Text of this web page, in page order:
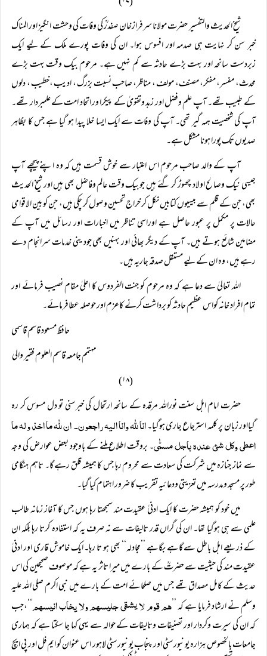
شیخ الحدیث والتفسیر حضرت مولانا سرفرازخان صفدرؒ کی وفات کی وحشت انگیز اور المناک
خبر سن کر نہایت ہی صدمہ اور افسوس ہوا۔ ان کی وفات پورے ملک کے لیے ایک
زبردست سانحہ اور بہت بڑے حادثہ سے کم نہیں ہے۔ مرحوم بیک وقت بہت بڑے
محدث، مفسر، مفکر، مصنف، مولف ، مناظر، صاحب نسبت بزرگ ، ادیب ،خطیب ، دلوں
کے طبیب تھے۔ آپ علم وفضل اور زہد وتقویٰ کے پیکرا ور اتحاد امت کے علمبردار تھے۔
آپ کی شخصیت ہمہ گیر تھی۔ آپ کی وفات سے ایک ایسا خلا پیدا ہو گیا ہے جس کا بظاہر
صدیوں تک پورا ہونا مشکل ہے۔
آپ کے والد صاحب مرحوم اس اعتبار سے خوش قسمت ہیں کہ وہ اپنے پیچھے آپ
جیسی نیک وصالح اولاد چھوڑ کر گئے ہیں جوبیک وقت عالم وفاضل بھی ہیں اور شیخ الحدیث
بھی، جن کے قلم سے بیسیوں کتابیں نکل کر خراج تحسین وصول کر چکی ہیں، جن کو بین الاقوامی
حالات پر مکمل پر عبور حاصل ہے اوراسی تناظر میں اخبارات اور رسائل میں آپ کے
مضامین شائع ہوتے ہیں۔ آپ کے دیگر بھائی اور بہنیں بھی جود ینی خدمات سرانجام دے
رہے ہیں، وہ ان کے لیے مستقل صدقہ جاریہ ہیں۔
اللہ تعالیٰ سے دعا ہے کہ وہ مرحوم کو جنت الفردوس کا اعلیٰ مقام نصیب فرمائے اور
تمام افراد خانہ کواس عظیم حادثہ کو برداشت کرنے کاعزم اور حوصلہ عطافرمائے۔
حافظ مسعود قاسم قاسمی
مہتمم جامعہ قاسم العلوم فقیر والی
(۱۸)
حضرت امام اہل سنت نوراللہ مرقدہ کے سانحہ ارتحال کی خبرسنی تو دل مسوس کر رہ
گیااور زبان پر کلمہ استرجاع جاری ہوگیا۔انا للہ وانا الیہ راجعون۔ ان للہ ما اخذ ولہ ما
اعطی وکل شئ عندہ باجل مسمّٰی۔ بروقت اطلاع ملنے کے باوجود بعض عوارض کی وجہ
سے نماز جنازہ میں شرکت کی سعادت سے محروم رہا جس کا ہمیشہ قلق رہے گا۔ تاہم ہنگامی
طور پر مسجد ومدرسہ میں تعزیتی ودعائیہ تقریب کا ضرور اہتمام کیا گیا۔
میں خود کو ہمیشہ حضرت کا ایک ادنیٰ عقیدت مند سمجھتا رہا ہوں جس کا آغاز زمانہ طالب
علمی سے ہی ہوگیا تھا۔ ان کی گراں قدر تالیفات سے نہ صرف یہ کہ استفادہ کرتا رہا بلکہ ان
کے ذریعے اہل باطل سے گاہے بگاہے ’’مجادلہ‘‘ بھی ہو تا رہا۔ ایک خاموش قاری اور ادنیٰ
عقیدت مند کی حیثیت سے حضرتؒ کے بارے میں میرا تاثر یہ ہے کہ موصوف صحیحین کی اس
حدیث کے کامل مصداق تھے جس میں صلحائے امت کے بارے میں نبی اکرم صلی اللہ علیہ
وسلم نے ارشاد فرمایا ہے کہ ’’ ھم قوم لا یشقی جلیسہم ولا یخاب انیسہم‘‘،جب
کہ ان کی سیرت وکردار اور تصنیفات وتالیفات کے حوالہ سے یہی کہا جا سکتا ہے کہ ہماری
جامعات بالخصوص ہزارہ یونیورسٹی اور پنجاب یونیورسٹی لاہور اس عنوان کو ایم فل اور پی ایچ